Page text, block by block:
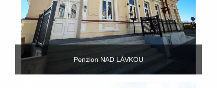
Penzion NAD LÁVKOU